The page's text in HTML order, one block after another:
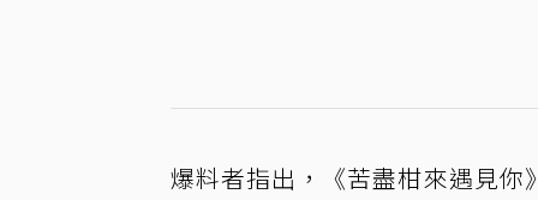
爆料者指出，《苦盡柑來遇見